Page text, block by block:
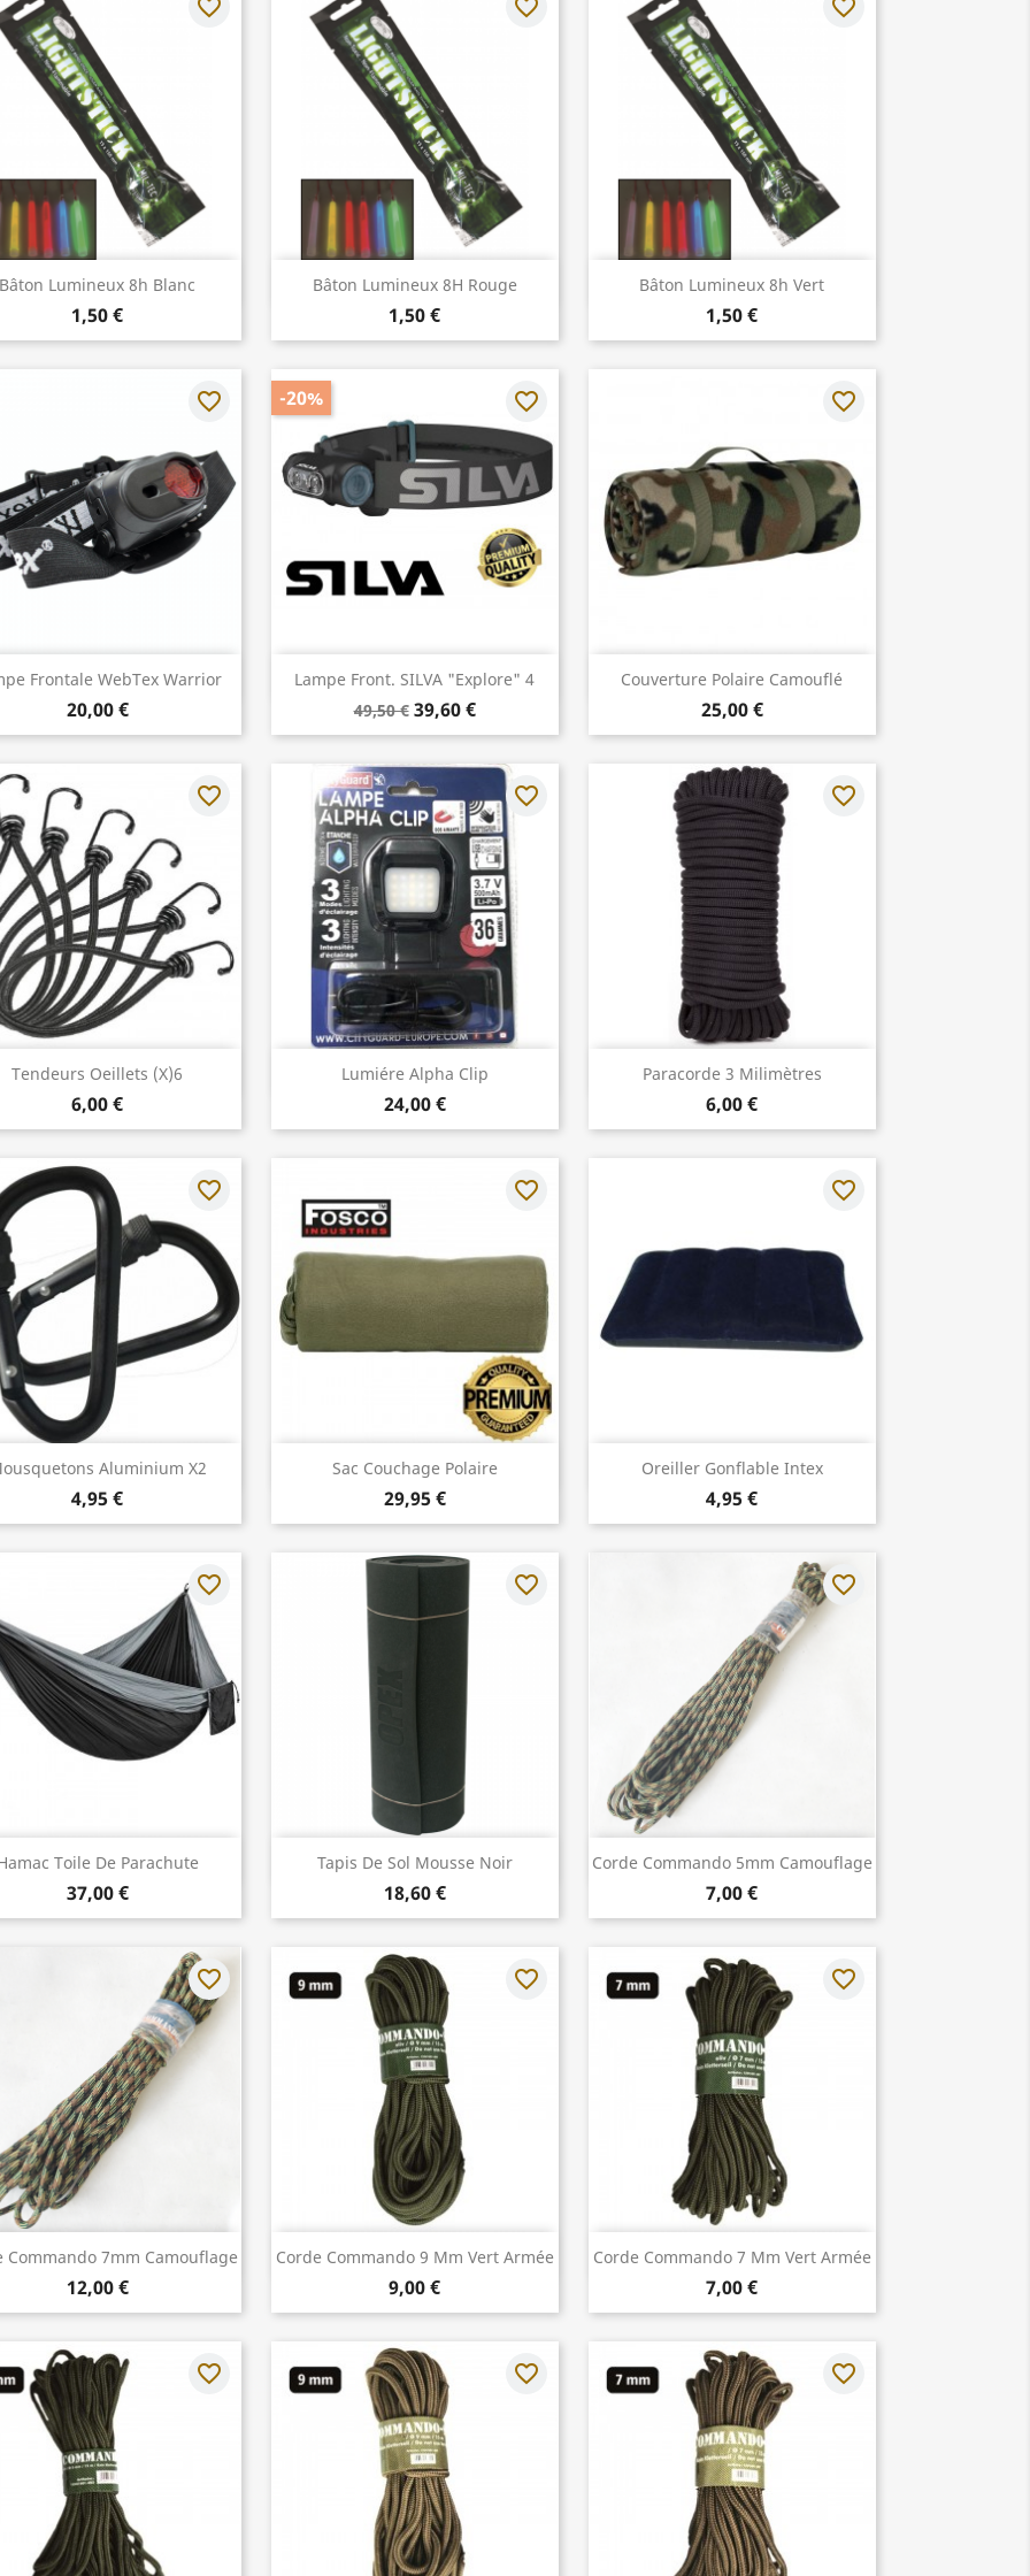
Bâton Lumineux 8h Blanc
1,50 €
 Aperçu rapide
favorite_border
Bâton Lumineux 8H Rouge
1,50 €
Aperçu rapide
favorite_border
Bâton Lumineux 8h Vert
1,50 €
Aperçu rapide
favorite_border
Frontale WebTex Warrior
20,00 €
Aperçu rapide
favorite_border
Lampe Front. SILVA "Explore" 4
49,50 € 39,60 €
-20%
Aperçu rapide
favorite_border
Couverture Polaire Camouflé
25,00 €
Aperçu rapide
favorite_border
Tendeurs Oeillets (x)6
6,00 €
Aperçu rapide
favorite_border
Lumiére Alpha Clip
24,00 €
Aperçu rapide
favorite_border
Paracorde 3 Milimètres
6,00 €
Aperçu rapide
favorite_border
Aluminium X2
4,95 €
Aperçu rapide
favorite_border
Sac Couchage Polaire
29,95 €
 Aperçu rapide
favorite_border
Oreiller Gonflable Intex
4,95 €
Aperçu rapide
favorite_border
Toile De Parachute
37,00 €
Aperçu rapide
favorite_border
Tapis De Sol Mousse Noir
18,60 €
Aperçu rapide
favorite_border
Corde Commando 5mm Camouflage
7,00 €
Aperçu rapide
favorite_border
Commando 7mm Camouflage
12,00 €
Aperçu rapide
favorite_border
Corde Commando 9 Mm Vert Armée
9,00 €
Aperçu rapide
favorite_border
Corde Commando 7 Mm Vert Armée
7,00 €
Aperçu rapide
favorite_border
favorite_border favorite_border favorite_border